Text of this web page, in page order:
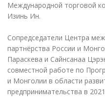
Международной торговой
Изинь Ин.
Сопредседатели Центра
партнёрства России и
Параскева и Сайнсанаа
совместной работе по
и Монголии в области
предпринимательства в